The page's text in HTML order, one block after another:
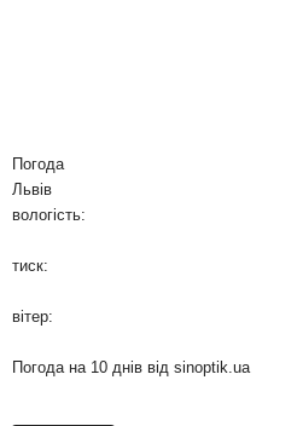
Погода
Львів
вологість:
тиск:
вітер:
Погода на 10 днів від sinoptik.ua